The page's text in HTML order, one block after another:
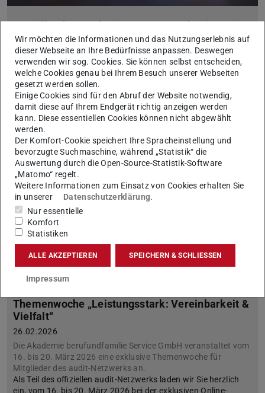
Zugriff auf zentrale Dienste nur noch mit Zwei-
Faktor-Authentisierung
05.03.2026
Anmeldung ist ab 18. März 2026 ohne aktivierte 2FA nicht
mehr möglich
Ab dem 18. März 2026 wird die Zwei-Faktor-Authentisierung
(2FA) beim Single Sign-On (SSO) verpflichtend. Ohne aktivierte
2FA können Sie dann nicht mehr auf zentrale Dienste zugreif…
Themenwoche „Leistungsstark: Vereinbarkeit &
Vielfalt“
26.02.2026
Die Akademie berufundfamilie Service GmbH veranstaltet vom
16. bis 20. März 2026 eine exklusive Themenwoche für
Mitglieder des audit-Netzwerks an.
Als Teil des offiziellen audit-Netzwerks laden wir Sie herzlich
ein, vom 16. bis 20. März 2026 bei der exklusiven Online-
Wir möchten die Informationen und das Nutzungserlebnis auf
dieser Webseite an Ihre Bedürfnisse anpassen. Deswegen
verwenden wir sog. Cookies. Sie können selbst entscheiden,
welche Cookies genau bei Ihrem Besuch unserer Webseiten
gesetzt werden sollen.
Einige Cookies sind für den Abruf der Website notwendig,
damit diese auf Ihrem Endgerät richtig anzeigen werden
kann. Diese essentiellen Cookies können nicht abgewählt
werden.
Der Komfort-Cookie speichert Ihre Spracheinstellung und
bevorzugte Suchmaschine, während „Statistik“ die
Auswertung durch die Open-Source-Statistik-Software
„Matomo“ regelt.
Weitere Informationen zum Einsatz von Cookies erhalten Sie
in unserer
Datenschutzerklärung.
Nur essentielle
Komfort
Statistiken
ALLE AKZEPTIEREN SPEICHERN & SCHLIESSEN
Impressum